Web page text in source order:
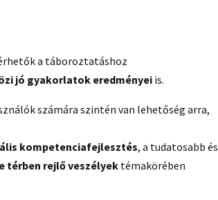
a táboroztatáshoz
jó gyakorlatok eredményei is.
számára szintén van lehetőség arra,
kompetenciafejlesztés, a tudatosabb és
térben rejlő veszélyektémakörében